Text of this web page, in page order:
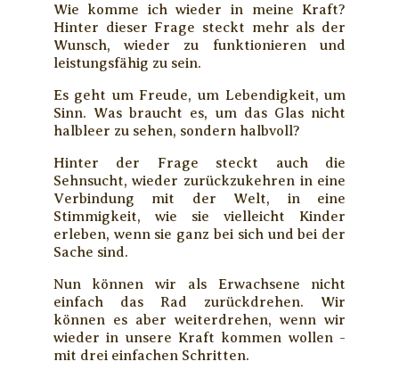
Wie komme ich wieder in meine Kraft?
Hinter dieser Frage steckt mehr als der
Wunsch, wieder zu funktionieren und
leistungsfähig zu sein.
Es geht um Freude, um Lebendigkeit, um
Sinn. Was braucht es, um das Glas nicht
halbleer zu sehen, sondern halbvoll?
Hinter der Frage steckt auch die
Sehnsucht, wieder zurückzukehren in eine
Verbindung mit der Welt, in eine
Stimmigkeit, wie sie vielleicht Kinder
erleben, wenn sie ganz bei sich und bei der
Sache sind.
Nun können wir als Erwachsene nicht
einfach das Rad zurückdrehen. Wir
können es aber weiterdrehen, wenn wir
wieder in unsere Kraft kommen wollen -
mit drei einfachen Schritten.